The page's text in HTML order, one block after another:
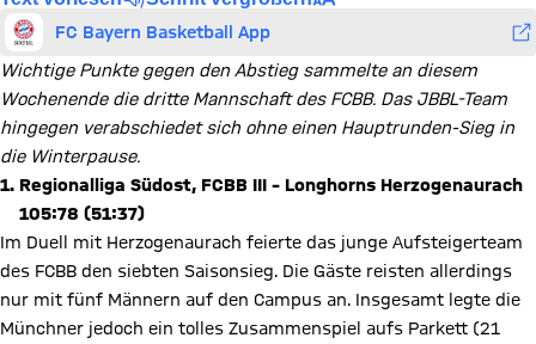
FC Bayern Basketball App
Wichtige Punkte gegen den Abstieg sammelte an diesem
Wochenende die dritte Mannschaft des FCBB. Das JBBL-Team
hingegen verabschiedet sich ohne einen Hauptrunden-Sieg in
die Winterpause.
1. Regionalliga Südost, FCBB III – Longhorns Herzogenaurach
105:78 (51:37)
Im Duell mit Herzogenaurach feierte das junge Aufsteigerteam
des FCBB den siebten Saisonsieg. Die Gäste reisten allerdings
nur mit fünf Männern auf den Campus an. Insgesamt legte die
Münchner jedoch ein tolles Zusammenspiel aufs Parkett (21